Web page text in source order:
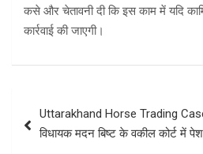
कसे और चेतावनी दी कि इस काम में यदि
कार्रवाई की जाएगी।
navigation
Uttarakhand Horse Trading
विधायक मदन बिष्ट के वकील कोर्ट में